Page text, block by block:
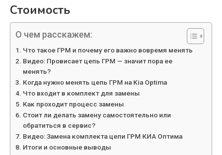
Стоимость
О чем расскажем:
Что такое ГРМ и почему его важно вовремя менять
Видео: Провисает цепь ГРМ — значит пора ее
менять?
Когда нужно менять цепь ГРМ на Kia Optima
Что входит в комплект для замены
Как проходит процесс замены
Стоит ли делать замену самостоятельно или
обратиться в сервис?
Видео: Замена комплекта цепи ГРМ КИА Оптима
Итоги и основные выводы